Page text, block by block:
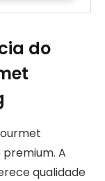
do
A
qualidade